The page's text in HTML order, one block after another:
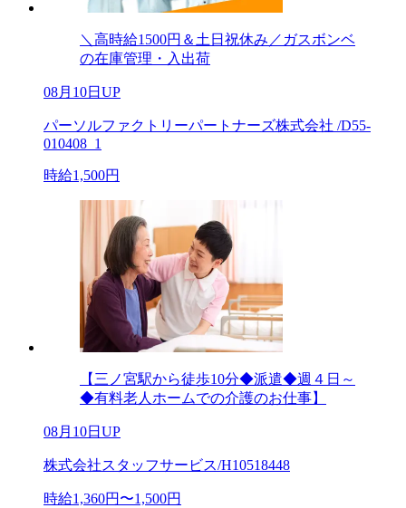
＼高時給1500円＆土日祝休み／ガスボンベ
の在庫管理・入出荷
08月10日UP
パーソルファクトリーパートナーズ株式会社 /D55-
010408_1
時給1,500円
【三ノ宮駅から徒歩10分◆派遣◆週４日～
◆有料老人ホームでの介護のお仕事】
08月10日UP
株式会社スタッフサービス/H10518448
時給1,360円〜1,500円